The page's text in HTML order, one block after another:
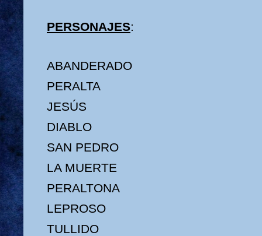
PERSONAJES:
ABANDERADO
PERALTA
JESÚS
DIABLO
SAN PEDRO
LA MUERTE
PERALTONA
LEPROSO
TULLIDO